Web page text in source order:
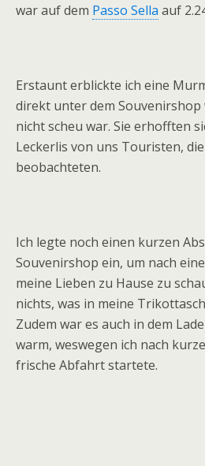
war auf dem Passo Sella auf
Erstaunt erblickte ich eine
direkt unter dem
nicht scheu war. Sie erhofften
Leckerlis von uns Touristen,
beobachteten.
Ich legte noch einen kurzen
Souvenirshop ein, um nach
meine Lieben zu Hause zu
nichts, was in meine
Zudem war es auch in dem
warm, weswegen ich nach
frische Abfahrt startete.